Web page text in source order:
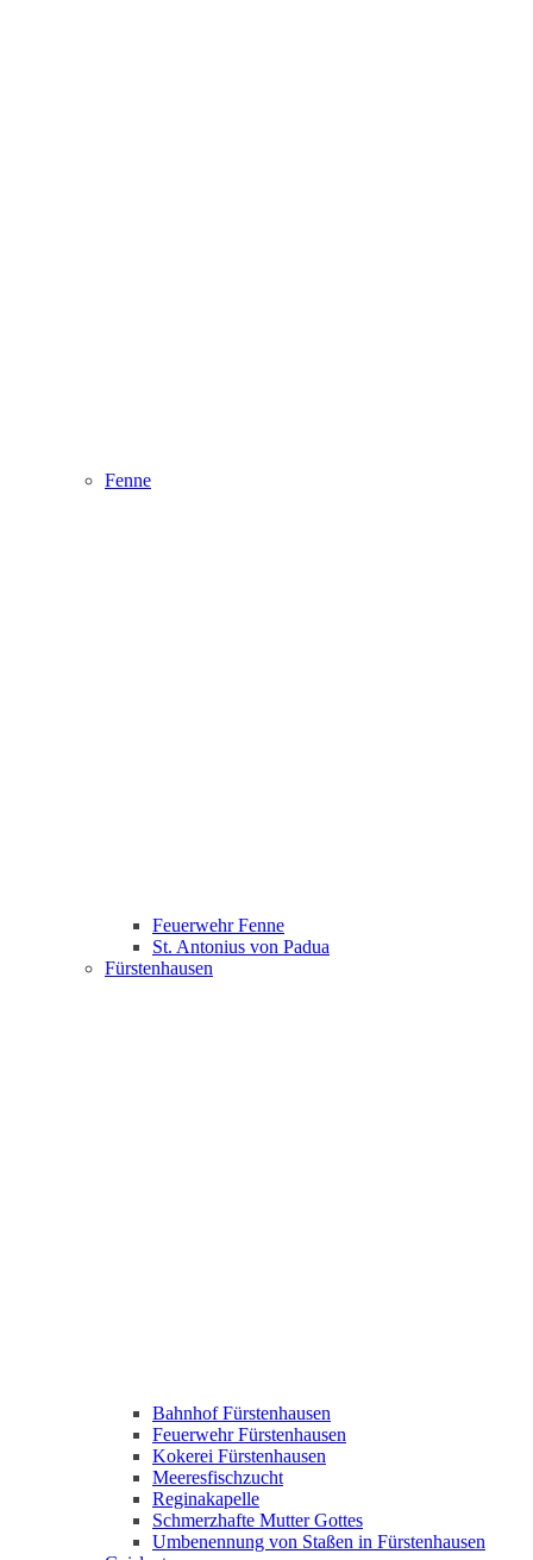
Fenne
Feuerwehr Fenne
St. Antonius von Padua
Fürstenhausen
Bahnhof Fürstenhausen
Feuerwehr Fürstenhausen
Kokerei Fürstenhausen
Meeresfischzucht
Reginakapelle
Schmerzhafte Mutter Gottes
Umbenennung von Staßen in Fürstenhausen